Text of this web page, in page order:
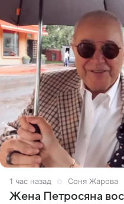
1 час назад Соня Жарова
Жена Петросяна